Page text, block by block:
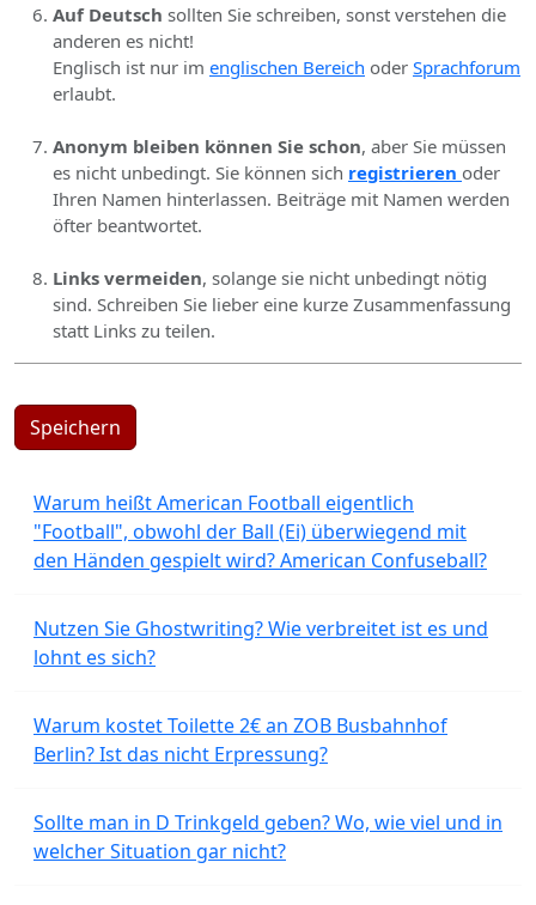
Auf Deutsch sollten Sie schreiben, sonst verstehen die
anderen es nicht!
Englisch ist nur im englischen Bereich oder Sprachforum
erlaubt.
Anonym bleiben können Sie schon, aber Sie müssen
es nicht unbedingt. Sie können sich registrieren oder
Ihren Namen hinterlassen. Beiträge mit Namen werden
öfter beantwortet.
Links vermeiden, solange sie nicht unbedingt nötig
sind. Schreiben Sie lieber eine kurze Zusammenfassung
statt Links zu teilen.
Speichern
Warum heißt American Football eigentlich
"Football", obwohl der Ball (Ei) überwiegend mit
den Händen gespielt wird? American Confuseball?
Nutzen Sie Ghostwriting? Wie verbreitet ist es und
lohnt es sich?
Warum kostet Toilette 2€ an ZOB Busbahnhof
Berlin? Ist das nicht Erpressung?
Sollte man in D Trinkgeld geben? Wo, wie viel und in
welcher Situation gar nicht?